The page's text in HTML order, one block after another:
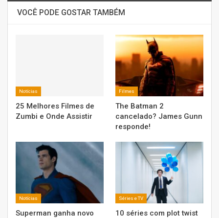
VOCÊ PODE GOSTAR TAMBÉM
Notícias
25 Melhores Filmes de
Zumbi e Onde Assistir
Filmes
The Batman 2
cancelado? James Gunn
responde!
Notícias
Superman ganha novo
Séries e TV
10 séries com plot twist